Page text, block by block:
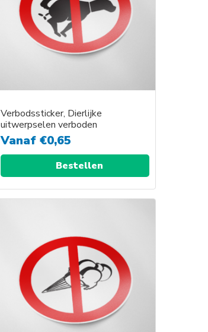
Verbodssticker, Dierlijke
uitwerpselen verboden
Vanaf€0,65
Bestellen